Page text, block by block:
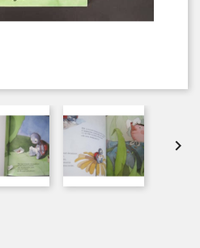
